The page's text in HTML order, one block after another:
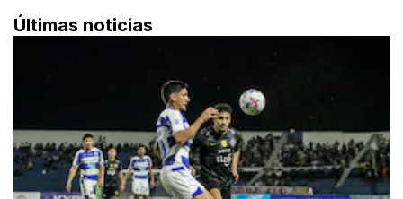
Últimas noticias